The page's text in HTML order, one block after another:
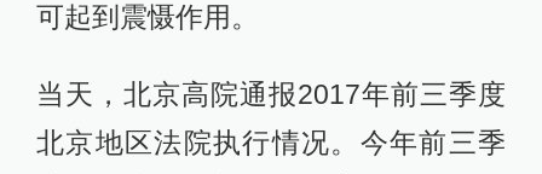
可起到震慑作用。
当天，北京高院通报2017年前三季度
北京地区法院执行情况。今年前三季